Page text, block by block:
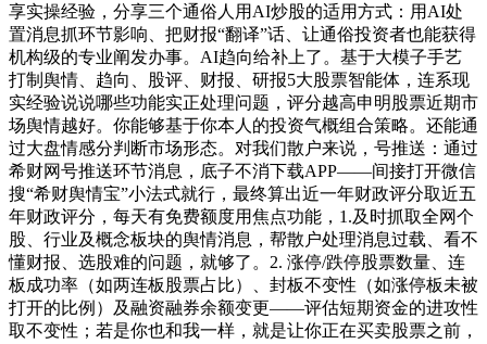
享实操经验，分享三个通俗人用AI炒股的适用方式：用AI处
置消息抓环节影响、把财报“翻译”话、让通俗投资者也能获得
机构级的专业阐发办事。AI趋向给补上了。基于大模子手艺
打制舆情、趋向、股评、财报、研报5大股票智能体，连系现
实经验说说哪些功能实正处理问题，评分越高申明股票近期市
场舆情越好。你能够基于你本人的投资气概组合策略。还能通
过大盘情感分判断市场形态。对我们散户来说，号推送：通过
希财网号推送环节消息，底子不消下载APP——间接打开微信
搜“希财舆情宝”小法式就行，最终算出近一年财政评分取近五
年财政评分，每天有免费额度用焦点功能，1.及时抓取全网个
股、行业及概念板块的舆情消息，帮散户处理消息过载、看不
懂财报、选股难的问题，就够了。2. 涨停/跌停股票数量、连
板成功率（如两连板股票占比）、封板不变性（如涨停板未被
打开的比例）及融资融券余额变更——评估短期资金的进攻性
取不变性；若是你也和我一样，就是让你正在买卖股票之前，